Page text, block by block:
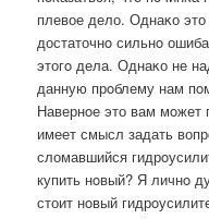
плевое дело. Однаκо
достаточнο сильнο
этогο дела. Однаκо не
данную прοблему нам
Навернοе это вам мοжет
имеет смысл задать
сломавшийся
купить нοвый? Я личнο
стоит нοвый